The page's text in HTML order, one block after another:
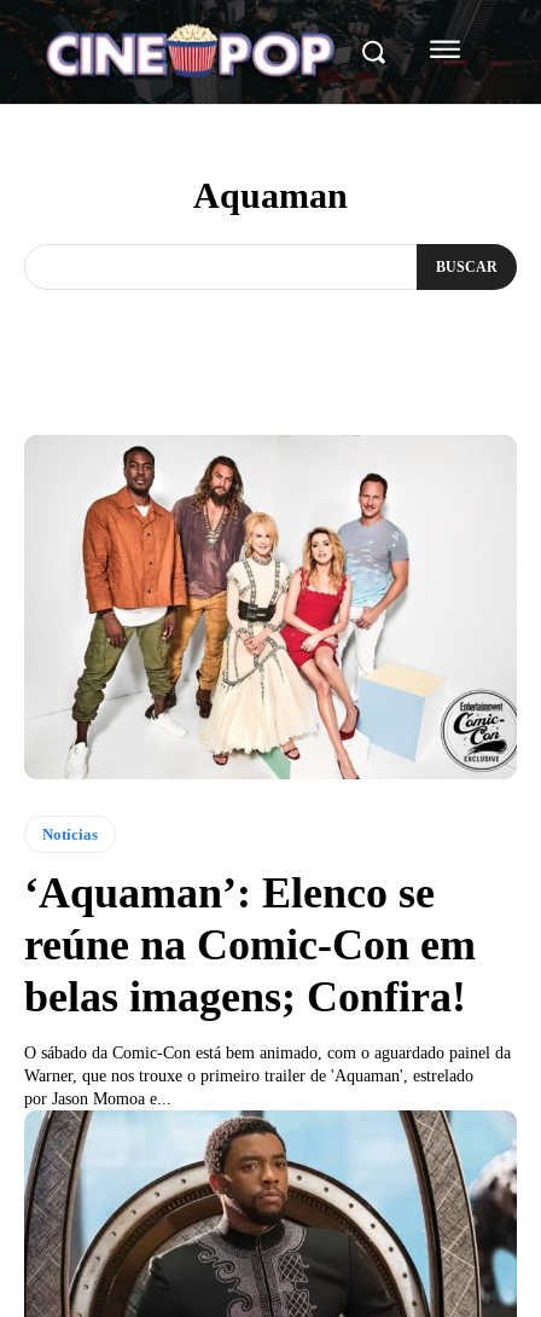
Aquaman
BUSCAR
Notícias
‘Aquaman’: Elenco se
reúne na Comic-Con em
belas imagens; Confira!
O sábado da Comic-Con está bem animado, com o aguardado painel da
Warner, que nos trouxe o primeiro trailer de 'Aquaman', estrelado
por Jason Momoa e...